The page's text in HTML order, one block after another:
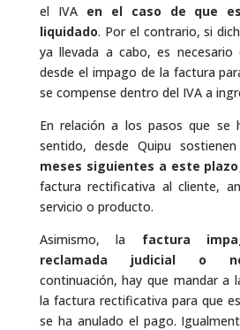
el IVA en el caso de que
liquidado. Por el contrario, si
ya llevada a cabo, es necesario
desde el impago de la factura
se compense dentro del IVA a
En relación a los pasos que se
sentido, desde Quipu
meses siguientes a este plazo
factura rectificativa al cliente,
servicio o producto.
Asimismo, la factura
reclamada judicial o
continuación, hay que mandar a
la factura rectificativa para que
se ha anulado el pago.